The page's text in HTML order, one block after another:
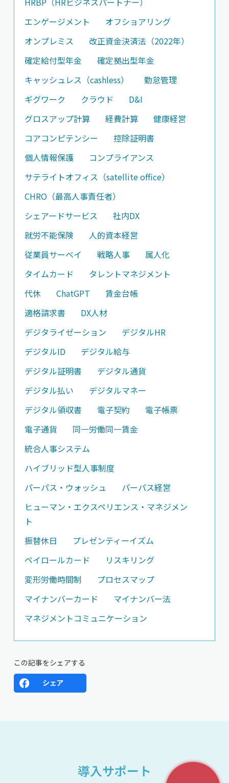
エンゲージメント
オフショアリング
オンプレミス
改正資金決済法（2022年）
確定給付型年金
確定拠出型年金
キャッシュレス（cashless）
勤怠管理
ギグワーク
クラウド
D&I
グロスアップ計算
経費計算
健康経営
コアコンピテンシー
控除証明書
個人情報保護
コンプライアンス
サテライトオフィス（satellite office）
CHRO（最高人事責任者）
シェアードサービス
社内DX
就労不能保険
人的資本経営
従業員サーベイ
戦略人事
属人化
タイムカード
タレントマネジメント
代休
ChatGPT
賃金台帳
適格請求書
DX人材
デジタライゼーション
デジタルHR
デジタルID
デジタル給与
デジタル証明書
デジタル通貨
デジタル払い
デジタルマネー
デジタル領収書
電子契約
電子帳票
電子通貨
同一労働同一賃金
統合人事システム
ハイブリッド型人事制度
パーパス・ウォッシュ
パーパス経営
ヒューマン・エクスペリエンス・マネジメン
ト
振替休日
プレゼンティーイズム
ペイロールカード
リスキリング
変形労働時間制
プロセスマップ
マイナンバーカード
マイナンバー法
マネジメントコミュニケーション
この記事をシェアする
導入サポート